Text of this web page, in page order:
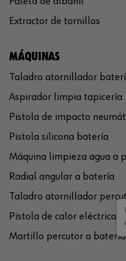
Extractor de tornillos
MÁQUINAS
Taladro atornillador
Aspirador limpia tapicería
Pistola de impacto
Pistola silicona batería
Máquina limpieza agua a
Radial angular a batería
Taladro atornillador
Pistola de calor eléctrica
Martillo percutor a batería